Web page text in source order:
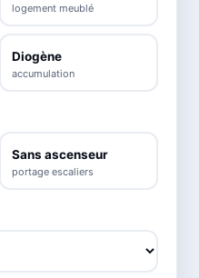
logement meublé
Diogène
accumulation
Sans ascenseur
portage escaliers